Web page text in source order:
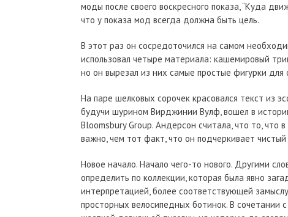
моды после своего воскресного показа, “Куда
что у показа мод всегда должна быть цель.
В этот раз он сосредоточился на самом
использовал четыре материала: кашемировый
но он вырезал из них самые простые фигурки для
На паре шелковых сорочек красовался текст из
будучи шурином Вирджинии Вулф, вошел в
Bloomsbury Group. Андерсон считала, что то, что
важно, чем тот факт, что он подчеркивает
Новое начало. Начало чего-то нового. Другими
определить по коллекции, которая была явно
интерпретацией, более соответствующей
просторных велосипедных ботинок. В